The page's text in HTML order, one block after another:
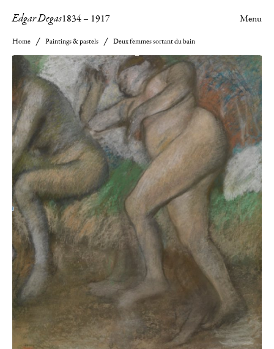
Edgar Degas1834– 1917 Menu
Home Paintings & pastels Deux femmes sortant du bain